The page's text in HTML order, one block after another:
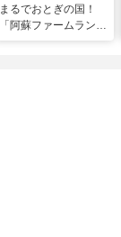
まるでおとぎの国！
「阿蘇ファームラン